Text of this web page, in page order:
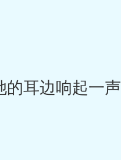
耳边响起一声